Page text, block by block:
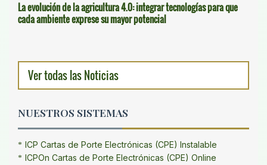
La evolución de la agricultura 4.0: integrar tecnologías para que
cada ambiente exprese su mayor potencial
Ver todas las Noticias
NUESTROS SISTEMAS
ICP Cartas de Porte Electrónicas (CPE) Instalable
ICPOn Cartas de Porte Electrónicas (CPE) Online